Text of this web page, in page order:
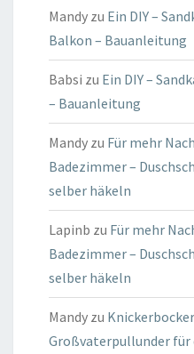
Mandy zu Ein DIY –
Balkon – Bauanleitung
Babsi zu Ein DIY –
– Bauanleitung
Mandy zu Für mehr
Badezimmer –
selber häkeln
Lapinb zu Für mehr
Badezimmer –
selber häkeln
Mandy zu
Großvaterpullunder für